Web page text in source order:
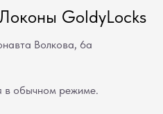
GoldyLocks
Волкова, 6а
в обычном режиме.